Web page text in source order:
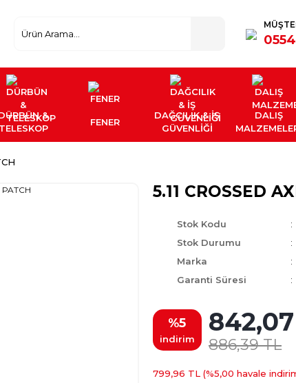
&
TELESKOP
FENER
DAĞCILIK & İŞ
GÜVENLİĞİ
DALIŞ
5.11 CROSSED
Stok Kodu
Stok Durumu
Marka
Garanti Süresi
%5
indirim 886,39 TL
799,96 TL (%5,00 havale